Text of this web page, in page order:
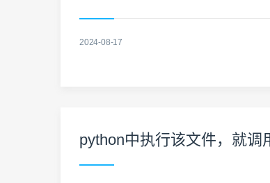
2024-08-17
python中执行该文件，就调